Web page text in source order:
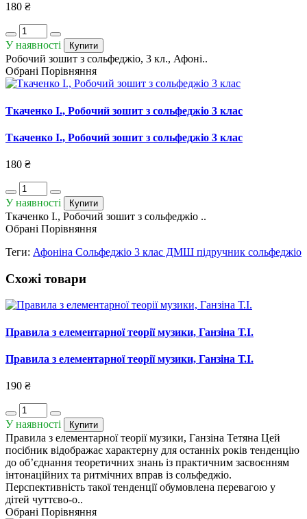
180 ₴
У наявності Купити
Робочий зошит з сольфеджіо, 3 кл., Афоні..
Обрані Порівняння
Ткаченко І., Робочий зошит з сольфеджіо 3 клас
Ткаченко І., Робочий зошит з сольфеджіо 3 клас
180 ₴
У наявності Купити
Ткаченко І., Робочий зошит з сольфеджіо ..
Обрані Порівняння
Теги: Афоніна Сольфеджіо 3 клас ДМШ підручник сольфеджіо
Схожі товари
Правила з елементарної теорії музики, Ганзіна Т.І.
Правила з елементарної теорії музики, Ганзіна Т.І.
190 ₴
У наявності Купити
Правила з елементарної теорії музики, Ганзіна Тетяна Цей
посібник відображає характерну для останніх років тенденцію
до об’єднання теоретичних знань із практичним засвоєнням
інтонаційних та ритмічних вправ із сольфеджіо.
Перспективність такої тенденції обумовлена перевагою у
дітей чуттєво-о..
Обрані Порівняння